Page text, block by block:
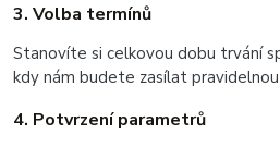
3. Volba termínů
Stanovíte si celkovou dobu trvání
kdy nám budete zasílat
4. Potvrzení parametrů